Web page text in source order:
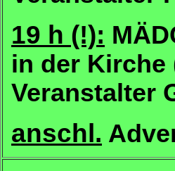
19 h (!):
in der Kirche
Veranstalter
anschl.